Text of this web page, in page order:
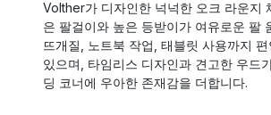
Volther가 디자인한 넉넉한 오크 라운지
은 팔걸이와 높은 등받이가 여유로운 팔
뜨개질, 노트북 작업, 태블릿 사용까지
있으며, 타임리스 디자인과 견고한 우드가
딩 코너에 우아한 존재감을 더합니다.